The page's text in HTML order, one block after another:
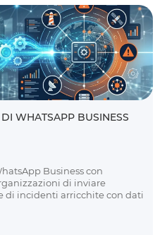
WHATSAPP BUSINESS
Business con
di inviare
incidenti arricchite con dati